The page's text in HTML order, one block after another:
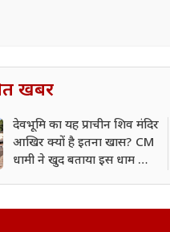
खबर
देवभूमि का यह प्राचीन शिव मंदिर
आखिर क्यों है इतना खास? CM
धामी ने खुद बताया इस धाम का